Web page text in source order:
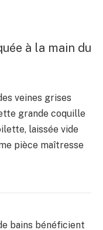
à la main du
veines grises
grande coquille
laissée vide
pièce maîtresse
bains bénéficient